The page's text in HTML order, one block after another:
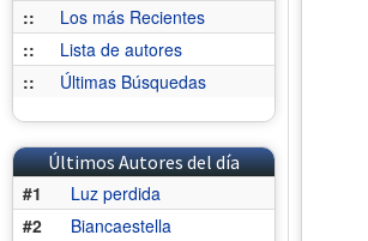
::
Los más Recientes
::
Lista de autores
::
Últimas Búsquedas
Últimos Autores del día
#1
Luz perdida
#2
Biancaestella